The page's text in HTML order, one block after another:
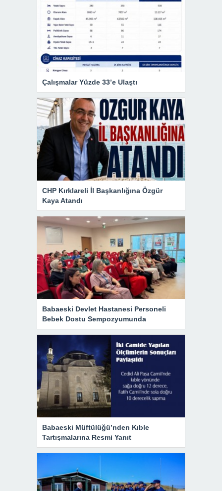
Çalışmalar Yüzde 33’e Ulaştı
CHP Kırklareli İl Başkanlığına Özgür
Kaya Atandı
Babaeski Devlet Hastanesi Personeli
Bebek Dostu Sempozyumunda
Babaeski Müftülüğü’nden Kıble
Tartışmalarına Resmi Yanıt